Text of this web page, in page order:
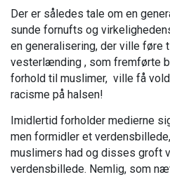
Der er således tale om en
sunde fornufts og
en generalisering, der ville føre
vesterlænding , som fremførte
forhold til muslimer, ville få
racisme på halsen!
Imidlertid forholder medierne
men formidler et
muslimers had og disses groft
verdensbillede. Nemlig, som